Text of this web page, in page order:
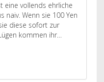
eine vollends ehrliche
naiv. Wenn sie 100 Yen
diese sofort zur
kommen ihr…